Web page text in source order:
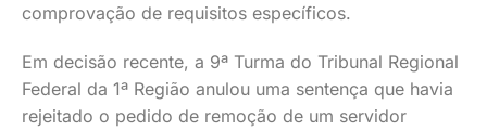
comprovação de requisitos específicos.
Em decisão recente, a 9ª Turma do Tribunal Regional
Federal da 1ª Região anulou uma sentença que havia
rejeitado o pedido de remoção de um servidor